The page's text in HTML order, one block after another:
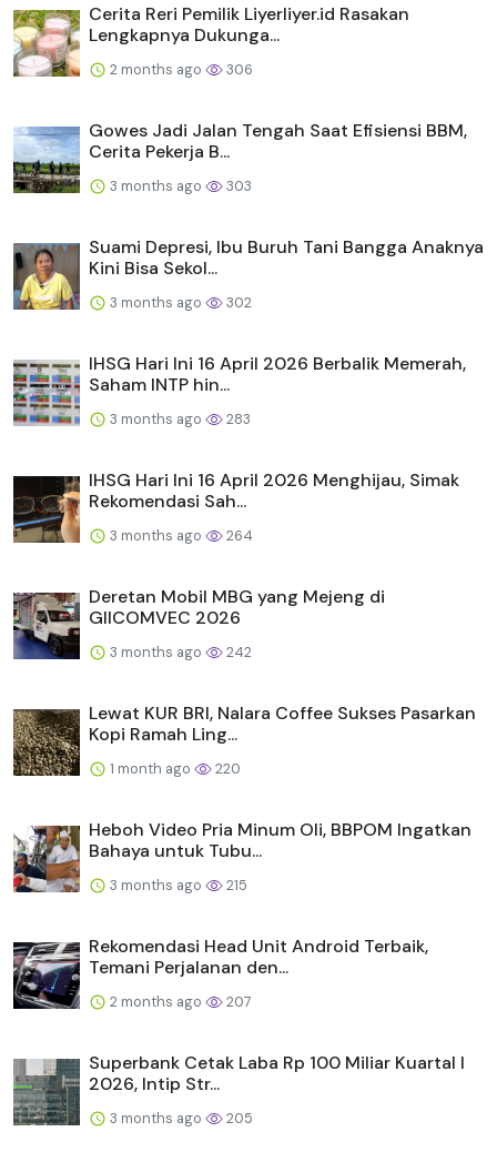
Cerita Reri Pemilik Liyerliyer.id Rasakan
Lengkapnya Dukunga...
2 months ago 306
Gowes Jadi Jalan Tengah Saat Efisiensi BBM,
Cerita Pekerja B...
3 months ago 303
Suami Depresi, Ibu Buruh Tani Bangga Anaknya
Kini Bisa Sekol...
3 months ago 302
IHSG Hari Ini 16 April 2026 Berbalik Memerah,
Saham INTP hin...
3 months ago 283
IHSG Hari Ini 16 April 2026 Menghijau, Simak
Rekomendasi Sah...
3 months ago 264
Deretan Mobil MBG yang Mejeng di
GIICOMVEC 2026
3 months ago 242
Lewat KUR BRI, Nalara Coffee Sukses Pasarkan
Kopi Ramah Ling...
1 month ago 220
Heboh Video Pria Minum Oli, BBPOM Ingatkan
Bahaya untuk Tubu...
3 months ago 215
Rekomendasi Head Unit Android Terbaik,
Temani Perjalanan den...
2 months ago 207
Superbank Cetak Laba Rp 100 Miliar Kuartal I
2026, Intip Str...
3 months ago 205